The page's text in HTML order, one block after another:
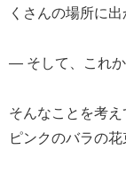
くさんの場所に
― そして、これ
そんなことを考
ピンクのバラの花